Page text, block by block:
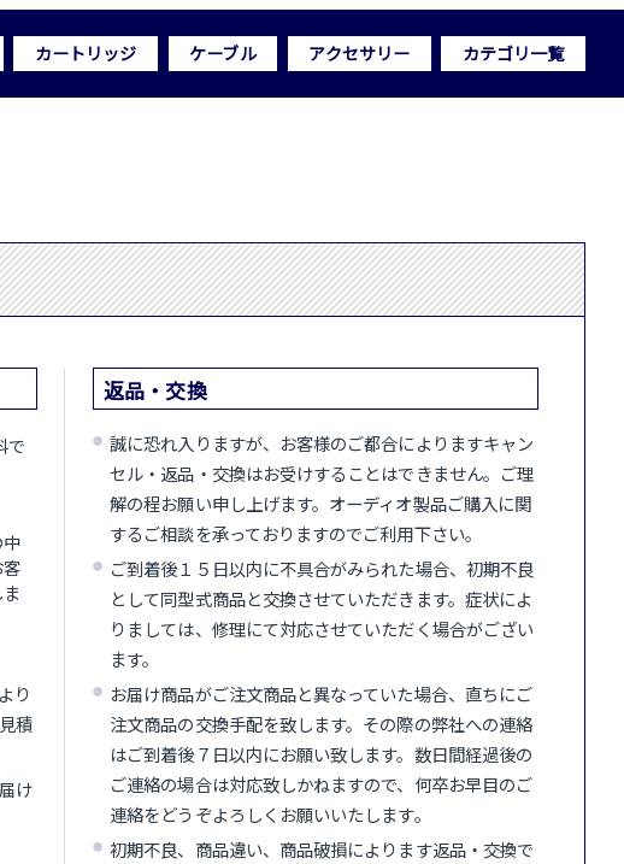
カートリッジ ケーブル アクセサリー カテゴリ一覧
で
り
積
け
返品・交換
誠に恐れ入りますが、お客様のご都合によりますキャン
セル・返品・交換はお受けすることはできません。ご理
解の程お願い申し上げます。オーディオ製品ご購入に関
するご相談を承っておりますのでご利用下さい。
ご到着後１５日以内に不具合がみられた場合、初期不良
として同型式商品と交換させていただきます。症状によ
りましては、修理にて対応させていただく場合がござい
ます。
お届け商品がご注文商品と異なっていた場合、直ちにご
注文商品の交換手配を致します。その際の弊社への連絡
はご到着後７日以内にお願い致します。数日間経過後の
ご連絡の場合は対応致しかねますので、何卒お早目のご
連絡をどうぞよろしくお願いいたします。
初期不良、商品違い、商品破損によります返品・交換で